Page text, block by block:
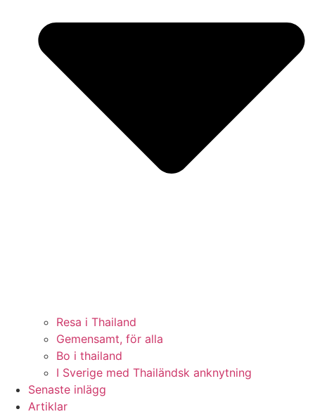
Resa i Thailand
Gemensamt, för alla
Bo i thailand
I Sverige med Thailändsk anknytning
Senaste inlägg
Artiklar